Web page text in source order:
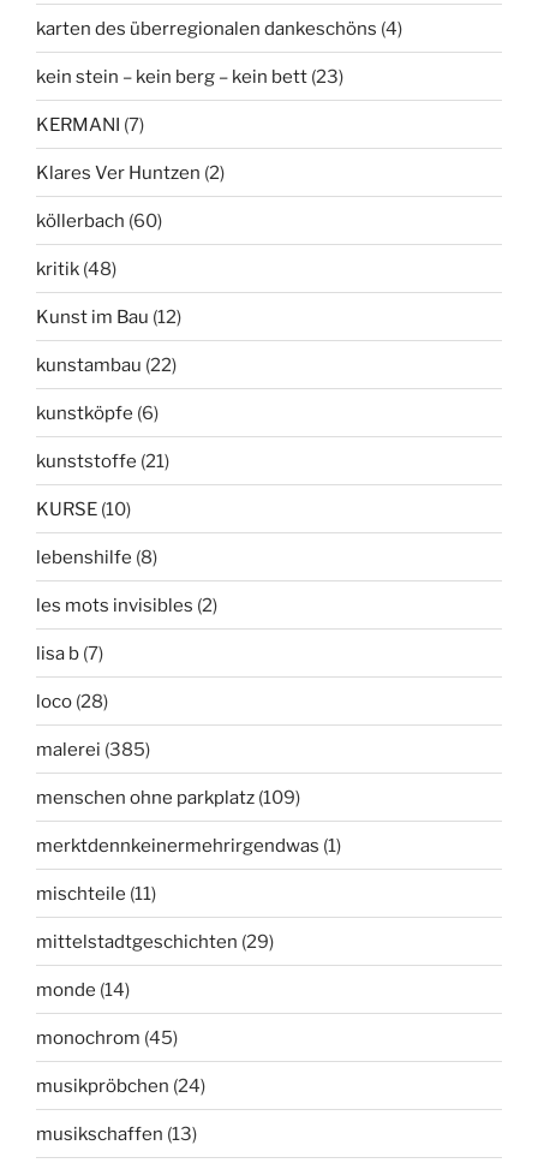
karten des überregionalen dankeschöns (4)
kein stein – kein berg – kein bett (23)
KERMANI (7)
Klares Ver Huntzen (2)
köllerbach (60)
kritik (48)
Kunst im Bau (12)
kunstambau (22)
kunstköpfe (6)
kunststoffe (21)
KURSE (10)
lebenshilfe (8)
les mots invisibles (2)
lisa b (7)
loco (28)
malerei (385)
menschen ohne parkplatz (109)
merktdennkeinermehrirgendwas (1)
mischteile (11)
mittelstadtgeschichten (29)
monde (14)
monochrom (45)
musikpröbchen (24)
musikschaffen (13)